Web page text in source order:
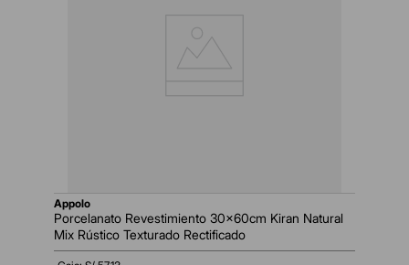
appolo
Porcelanato Revestimiento 30x60cm Kiran Natural
Mix Rústico Texturado Rectificado